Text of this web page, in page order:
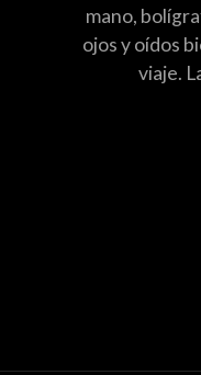
mano,
ojos y oídos
viaje.